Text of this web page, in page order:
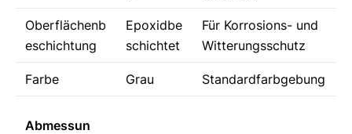
Oberflächenb
eschichtung
Epoxidbe
schichtet
Für Korrosions- und
Witterungsschutz
Farbe Grau Standardfarbgebung
Abmessun